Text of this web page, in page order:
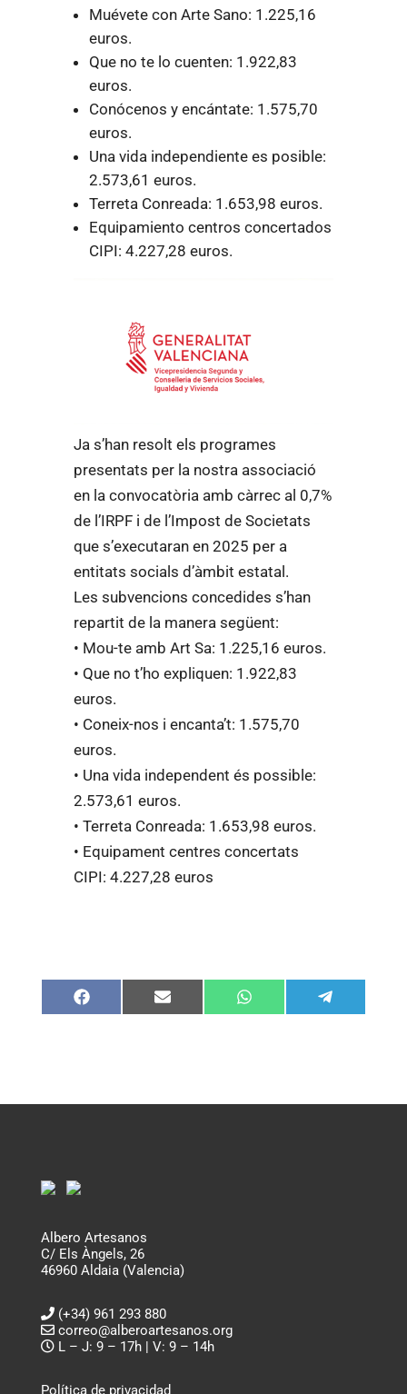
Muévete con Arte Sano: 1.225,16
euros.
Que no te lo cuenten: 1.922,83
euros.
Conócenos y encántate: 1.575,70
euros.
Una vida independiente es posible:
2.573,61 euros.
Terreta Conreada: 1.653,98 euros.
Equipamiento centros concertados
CIPI: 4.227,28 euros.
Ja s’han resolt els programes
presentats per la nostra associació
en la convocatòria amb càrrec al 0,7%
de l’IRPF i de l’Impost de Societats
que s’executaran en 2025 per a
entitats socials d’àmbit estatal.
Les subvencions concedides s’han
repartit de la manera següent:
• Mou-te amb Art Sa: 1.225,16 euros.
• Que no t’ho expliquen: 1.922,83
euros.
• Coneix-nos i encanta’t: 1.575,70
euros.
• Una vida independent és possible:
2.573,61 euros.
• Terreta Conreada: 1.653,98 euros.
• Equipament centres concertats
CIPI: 4.227,28 euros
Compartir
en
Compartir
en
Compartir
en
Compartir
en
Albero Artesanos
C/ Els Àngels, 26
46960 Aldaia (Valencia)
(+34) 961 293 880
correo@alberoartesanos.org
L – J: 9 – 17h | V: 9 – 14h
Política de privacidad